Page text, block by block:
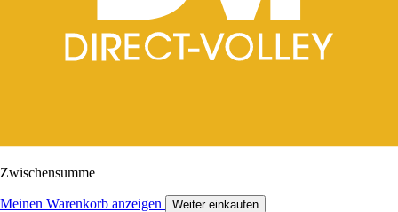
Zwischensumme
Meinen Warenkorb anzeigen Weiter einkaufen